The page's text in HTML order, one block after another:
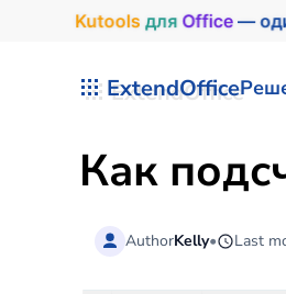
Kutools для Office—
ExtendOffice
Как
AuthorKelly• Last